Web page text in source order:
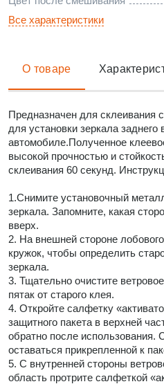
Все характеристики
О товаре
Предназначен для склеивания
для установки зеркала заднего
автомобиле.Полученное
высокой прочностью и
склеивания 60 секунд.
1.Снимите установочный
зеркала. Запомните, какая
вверх.
2. На внешней стороне
кружок, чтобы определить
зеркала.
3. Тщательно очистите
пятак от старого клея.
4. Откройте салфетку
защитного пакета в верхней
обратно после использования.
оставаться прикрепленной к
5. С внутренней стороны
область протрите салфеткой